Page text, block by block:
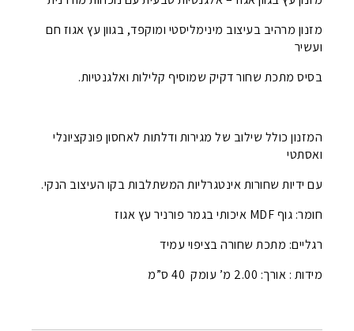
מזנון מרהיב בעיצוב מינימליסטי ומוקפד, בגוון עץ אגוז חם
ועשיר
בסיס מתכת שחור דקיק שמוסיף קלילות ואלגנטיות.
המזנון כולל שילוב של מגירות ודלתות לאחסון פונקציונלי
ואסתטי
עם ידיות שחורות אינטגרליות המשתלבות בקו העיצוב הנקי.
חומר: גוף MDF איכותי בגמר פורניר עץ אגוז
רגליים: מתכת שחורה בציפוי עמיד
מידות : אורך: 2.00 מ’ עומק 40 ס”מ